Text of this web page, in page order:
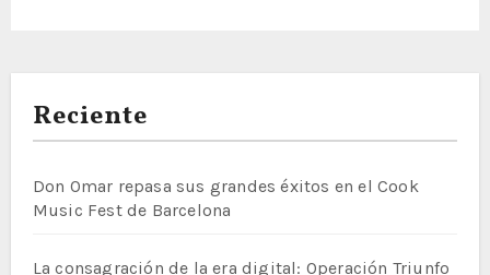
Reciente
Don Omar repasa sus grandes éxitos en el Cook
Music Fest de Barcelona
La consagración de la era digital: Operación Triunfo